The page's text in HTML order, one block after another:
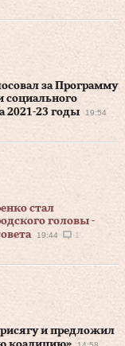
за Программу
социального
2021-23 годы
19:54
стал
головы -
19:44
1
и предложил